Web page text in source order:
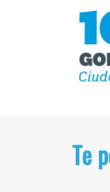
Te